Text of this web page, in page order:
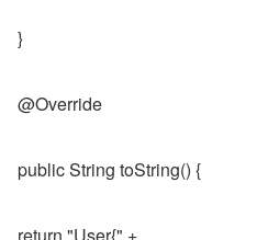
}
@Override
public String toString() {
return "User{" +